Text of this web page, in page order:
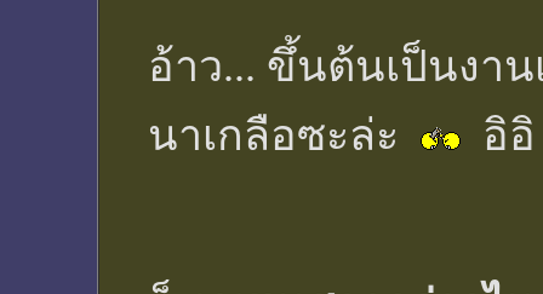
อ้าว... ขึ้นต้นเป็นงา
นาเกลือซะล่ะ
อิอิ